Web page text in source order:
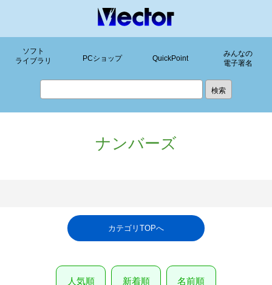
ソフト
ライブラリ
PCショップ QuickPoint
みんなの
電子署名
ナンバーズ
カテゴリTOPへ
人気順 新着順 名前順